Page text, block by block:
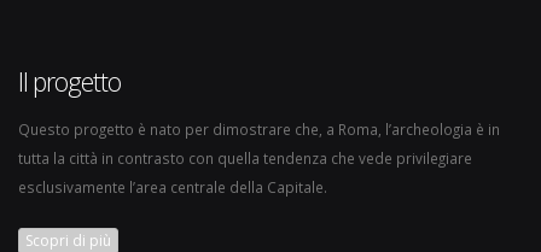
Il progetto
Questo progetto è nato per dimostrare che, a Roma, l’archeologia è in
tutta la città in contrasto con quella tendenza che vede privilegiare
esclusivamente l’area centrale della Capitale.
Scopri di più